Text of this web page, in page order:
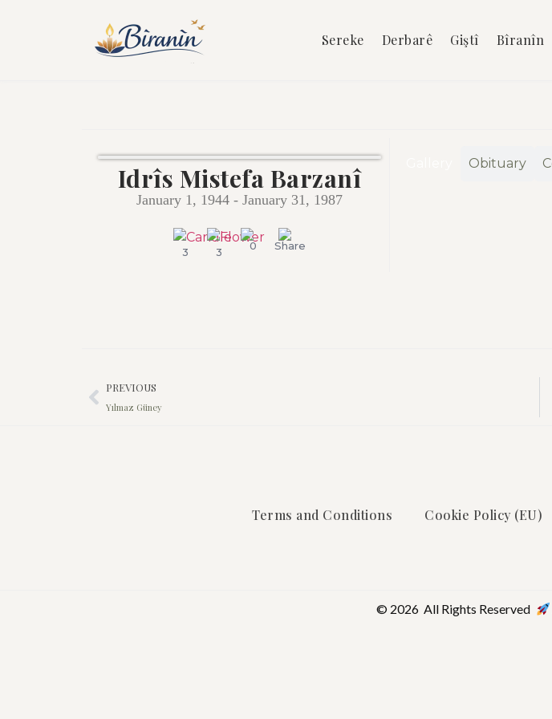
Sereke Derbarê Giştî Bîranîn
Idrîs Mistefa Barzanî
January 1, 1944 - January 31, 1987
3 3 0 Share
Obituary
PREVIOUS
Yılmaz Güney
Terms and Conditions Cookie Policy (EU)
© 2026 All Rights Reserved